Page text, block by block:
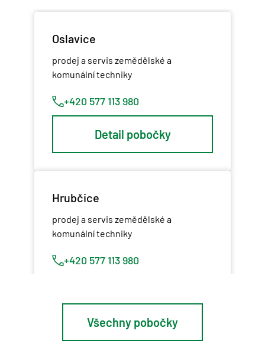
Oslavice
prodej a servis zemědělské a
komunální techniky
+420 577 113 980
Detail pobočky
Hrubčice
prodej a servis zemědělské a
komunální techniky
+420 577 113 980
Všechny pobočky